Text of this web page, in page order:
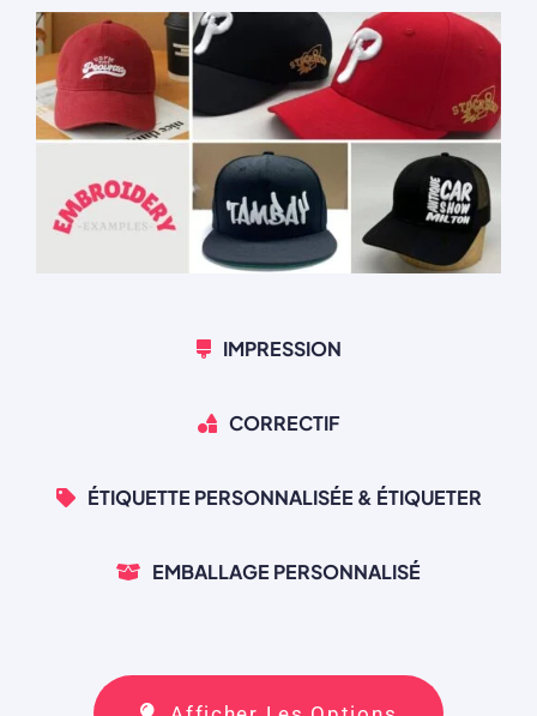
IMPRESSION
CORRECTIF
ÉTIQUETTE PERSONNALISÉE & ÉTIQUETER
EMBALLAGE PERSONNALISÉ